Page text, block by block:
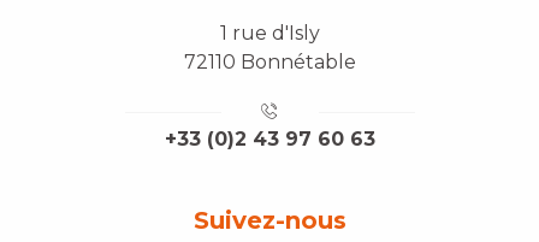
1 rue d'Isly
72110 Bonnétable
+33 (0)2 43 97 60 63
Suivez-nous